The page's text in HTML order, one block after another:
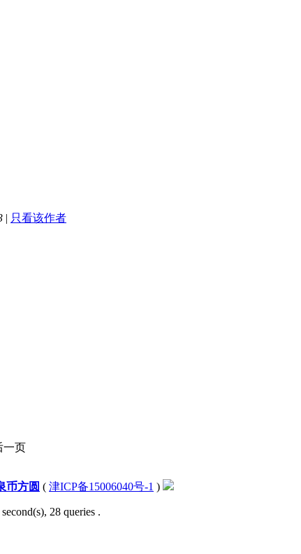
| 只看该作者
一页
币方圆 ( 津ICP备15006040号-1 )
28 queries .